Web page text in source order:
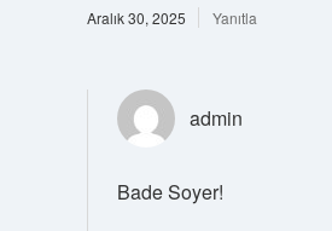
Aralık 30, 2025 Yanıtla
admin
Bade Soyer!